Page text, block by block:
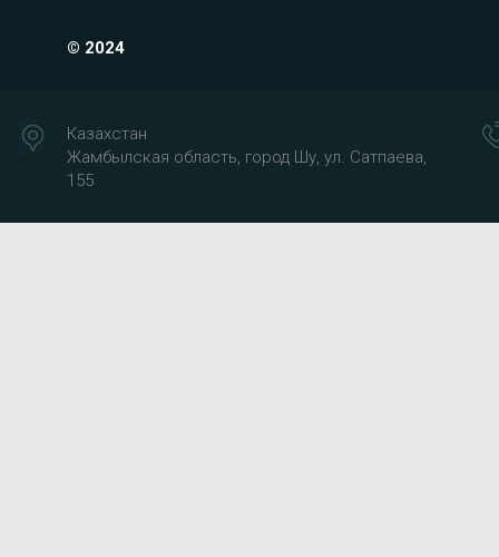
© 2024
Казахстан
Жамбылская область, город Шу, ул. Сатпаева,
155